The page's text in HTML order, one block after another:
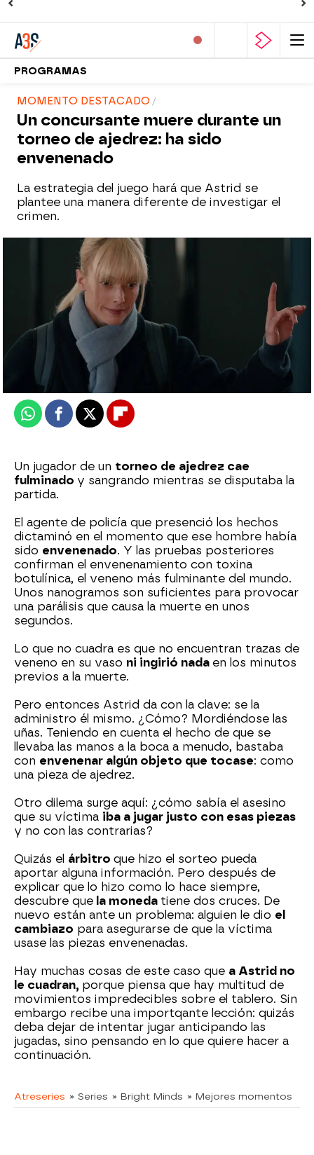
PROGRAMAS
MOMENTO DESTACADO
Un concursante muere durante un
torneo de ajedrez: ha sido
envenenado
La estrategia del juego hará que Astrid se
plantee una manera diferente de investigar el
crimen.
atreseries
Publicado: 20 de octubre de 2025, 22:00
WhatsappFacebook
X Flipboard
Un jugador de un torneo de ajedrez cae
fulminado y sangrando mientras se disputaba la
partida.
El agente de policía que presenció los hechos
dictaminó en el momento que ese hombre había
sido envenenado. Y las pruebas posteriores
confirman el envenenamiento con toxina
botulínica, el veneno más fulminante del mundo.
Unos nanogramos son suficientes para provocar
una parálisis que causa la muerte en unos
segundos.
Lo que no cuadra es que no encuentran trazas de
veneno en su vaso ni ingirió nada en los minutos
previos a la muerte.
Pero entonces Astrid da con la clave: se la
administro él mismo. ¿Cómo? Mordiéndose las
uñas. Teniendo en cuenta el hecho de que se
llevaba las manos a la boca a menudo, bastaba
con envenenar algún objeto que tocase: como
una pieza de ajedrez.
Otro dilema surge aquí: ¿cómo sabía el asesino
que su víctima iba a jugar justo con esas piezas
y no con las contrarias?
Quizás el árbitro que hizo el sorteo pueda
aportar alguna información. Pero después de
explicar que lo hizo como lo hace siempre,
descubre que la moneda tiene dos cruces. De
nuevo están ante un problema: alguien le dio el
cambiazo para asegurarse de que la víctima
usase las piezas envenenadas.
Hay muchas cosas de este caso que a Astrid no
le cuadran, porque piensa que hay multitud de
movimientos impredecibles sobre el tablero. Sin
embargo recibe una importqante lección: quizás
deba dejar de intentar jugar anticipando las
jugadas, sino pensando en lo que quiere hacer a
continuación.
Atreseries » Series » Bright Minds » Mejores momentos